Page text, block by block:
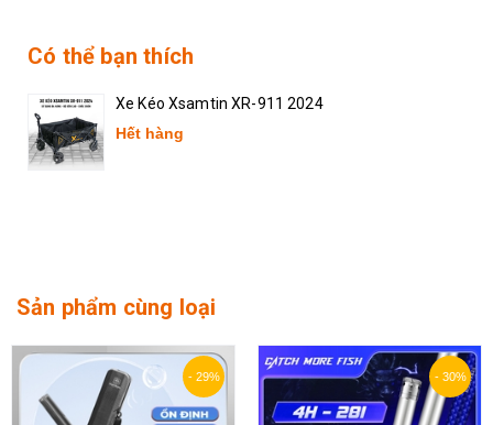
Có thể bạn thích
Xe Kéo Xsamtin XR-911 2024
Hết hàng
Sản phẩm cùng loại
- 30% - 35%